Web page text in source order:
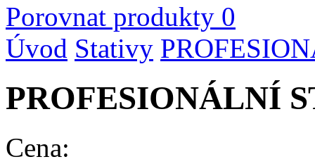
Porovnat produkty 0
Úvod Stativy
PROFESIONÁLNÍ
Cena: